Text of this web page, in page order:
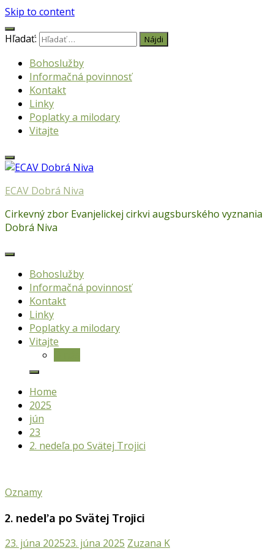
Skip to content
Hľadať:
Bohoslužby
Informačná povinnosť
Kontakt
Linky
Poplatky a milodary
Vitajte
ECAV Dobrá Niva
Cirkevný zbor Evanjelickej cirkvi augsburského vyznania
Dobrá Niva
Bohoslužby
Informačná povinnosť
Kontakt
Linky
Poplatky a milodary
Vitajte
Home
2025
jún
23
2. nedeľa po Svätej Trojici
Oznamy
2. nedeľa po Svätej Trojici
23. júna 202523. júna 2025 Zuzana K